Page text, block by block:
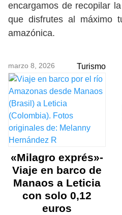
encargamos de recopilar
que disfrutes al máximo
amazónica.
marzo 8, 2026 Turismo
«Milagro exprés»-
Viaje en barco de
Manaos a Leticia
con solo 0,12
euros